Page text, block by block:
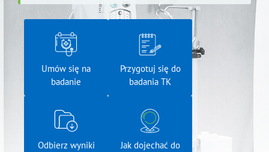
Umów się na
badanie
Przygotuj się do
badania TK
Odbierz wyniki
Jak dojechać do